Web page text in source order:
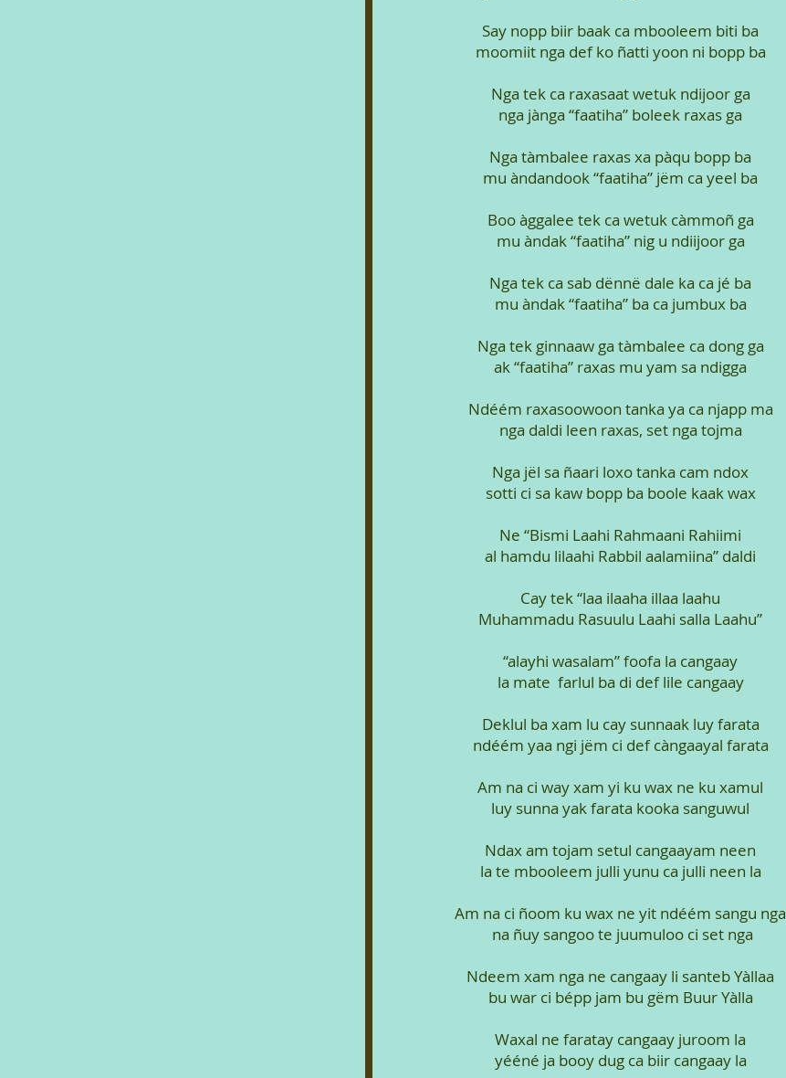
Say nopp biir baak ca mbooleem biti ba
moomiit nga def ko ñatti yoon ni bopp ba
Nga tek ca raxasaat wetuk ndijoor ga
nga jànga “faatiha” boleek raxas ga
Nga tàmbalee raxas xa pàqu bopp ba
mu àndandook “faatiha” jëm ca yeel ba
Boo àggalee tek ca wetuk càmmoñ ga
mu àndak “faatiha” nig u ndiijoor ga
Nga tek ca sab dënnë dale ka ca jé ba
mu àndak “faatiha” ba ca jumbux ba
Nga tek ginnaaw ga tàmbalee ca dong ga
ak “faatiha” raxas mu yam sa ndigga
Ndéém raxasoowoon tanka ya ca njapp ma
nga daldi leen raxas, set nga tojma
Nga jël sa ñaari loxo tanka cam ndox
sotti ci sa kaw bopp ba boole kaak wax
Ne “Bismi Laahi Rahmaani Rahiimi
al hamdu lilaahi Rabbil aalamiina” daldi
Cay tek “laa ilaaha illaa laahu
Muhammadu Rasuulu Laahi salla Laahu”
“alayhi wasalam” foofa la cangaay
la mate farlul ba di def lile cangaay
Deklul ba xam lu cay sunnaak luy farata
ndéém yaa ngi jëm ci def càngaayal farata
Am na ci way xam yi ku wax ne ku xamul
luy sunna yak farata kooka sanguwul
Ndax am tojam setul cangaayam neen
la te mbooleem julli yunu ca julli neen la
Am na ci ñoom ku wax ne yit ndéém sangu nga
na ñuy sangoo te juumuloo ci set nga
Ndeem xam nga ne cangaay li santeb Yàllaa
bu war ci bépp jam bu gëm Buur Yàlla
Waxal ne faratay cangaay juroom la
yééné ja booy dug ca biir cangaay la